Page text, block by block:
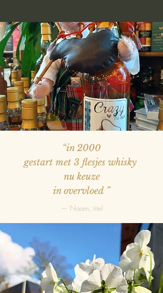
“in 2000
gestart met 3 flesjes whisky
nu keuze
in overvloed ”
— Naam, titel